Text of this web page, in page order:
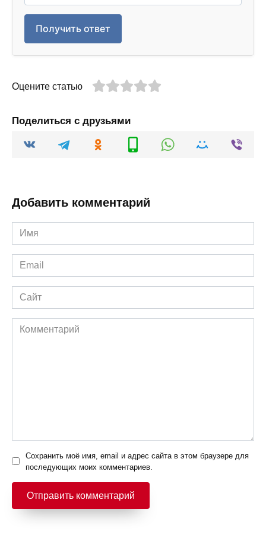
Получить ответ
Оцените статью
Поделиться с друзьями
Добавить комментарий
Имя
*
Email
*
Сайт
Комментарий
Сохранить моё имя, email и адрес сайта в этом браузере для
последующих моих комментариев.